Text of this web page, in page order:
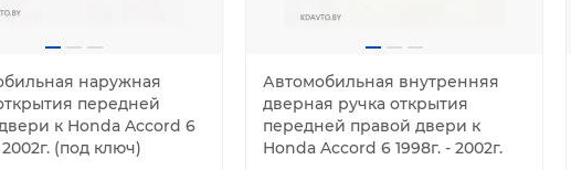
наружная
передней
к Honda Accord 6
2002г. (под ключ)
Автомобильная внутренняя
дверная ручка открытия
передней правой двери к
Honda Accord 6 1998г. - 2002г.